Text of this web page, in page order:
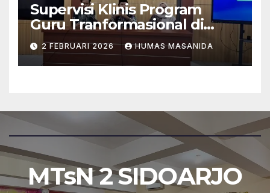
Supervisi Klinis Program
Guru Tranformasional di
MTsN 2 Sidoarjo
2 FEBRUARI 2026 HUMAS MASANIDA
MTsN 2 SIDOARJO